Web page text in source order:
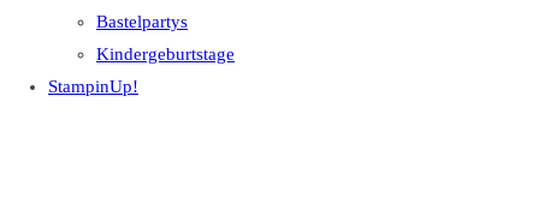
Bastelpartys
Kindergeburtstage
StampinUp!